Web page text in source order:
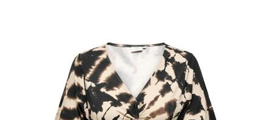
neck
Klean